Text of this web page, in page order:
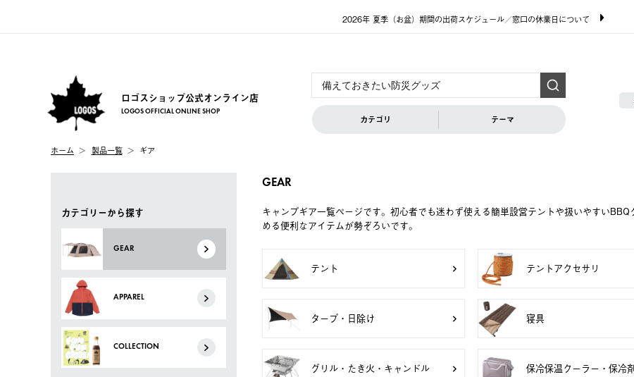
2026年 夏季（お盆）期間の出荷スケジュール／窓口の休業日について
ロゴスショップ公式オンライン店
LOGOS OFFICIAL ONLINE SHOP
カテゴリ テーマ
ホーム 製品一覧 ギア
カテゴリーから探す
GEAR
APPAREL
COLLECTION
GEAR
キャンプギア一覧ページです。初心者でも迷わず使える簡単設営テントや扱いやすい
める便利なアイテムが勢ぞろいです。
テント テントアクセサリ
タープ・日除け 寝具
グリル・たき火・キャンドル 保冷保温クーラー・保冷